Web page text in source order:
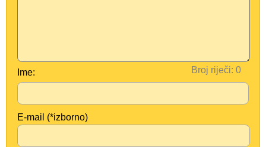
Broj riječi:
Ime:
E-mail (*izborno)